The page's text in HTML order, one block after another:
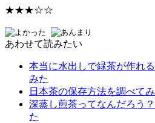
★★★☆☆
あわせて読みたい
本当に水出しで緑茶が作れ
みた
日本茶の保存方法を調べて
深蒸し煎茶ってなんだろう
た